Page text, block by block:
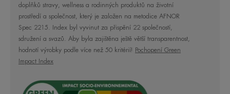
mořské prostředí:
Filtry vyhodnocené jako netoxické pro životní
prostředí, testované na 3 klíčových druzích mořské
Přípravky vyvinuté s optimalizovaným složením pro
doplňků stravy, wellness a rodinných produktů na životní
prostředí a společnost, který je založen na metodice AFNOR
Spec 2215. Index byl vyvinut za přispění 22 společností,
sdružení a svazů. Aby byla zajištěna ještě větší transparentnost,
hodnotí výrobky podle více než 50 kritérií!
Pochopení Green
Impact Index